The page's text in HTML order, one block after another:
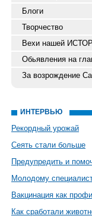
Блоги
Творчество
Вехи нашей
Обьявления на
За возрождение
ИНТЕРВЬЮ
Рекордный урожай
Сеять стали больше
Предупредить и
Молодому
Вакцинация как
Как сработали